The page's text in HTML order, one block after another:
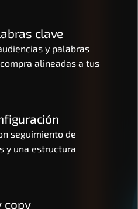
clave
y palabras
alineadas a tus
seguimiento de
y una estructura
copy